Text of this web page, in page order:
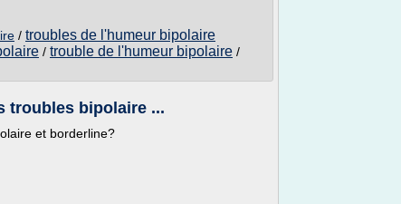
/ troubles de l'humeur bipolaire
/ trouble de l'humeur bipolaire /
troubles bipolaire ...
et borderline?